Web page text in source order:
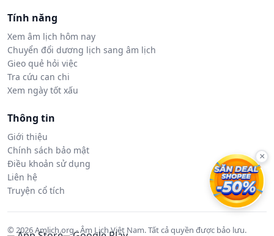
Tính năng
Xem âm lịch hôm nay
Chuyển đổi dương lịch sang âm lịch
Gieo quẻ hỏi việc
Tra cứu can chi
Xem ngày tốt xấu
Thông tin
Giới thiệu
Chính sách bảo mật
Điều khoản sử dụng
Liên hệ
Truyện cổ tích
© 2026 Amlich.org - Âm Lịch Việt Nam. Tất cả quyền được bảo lưu.
×